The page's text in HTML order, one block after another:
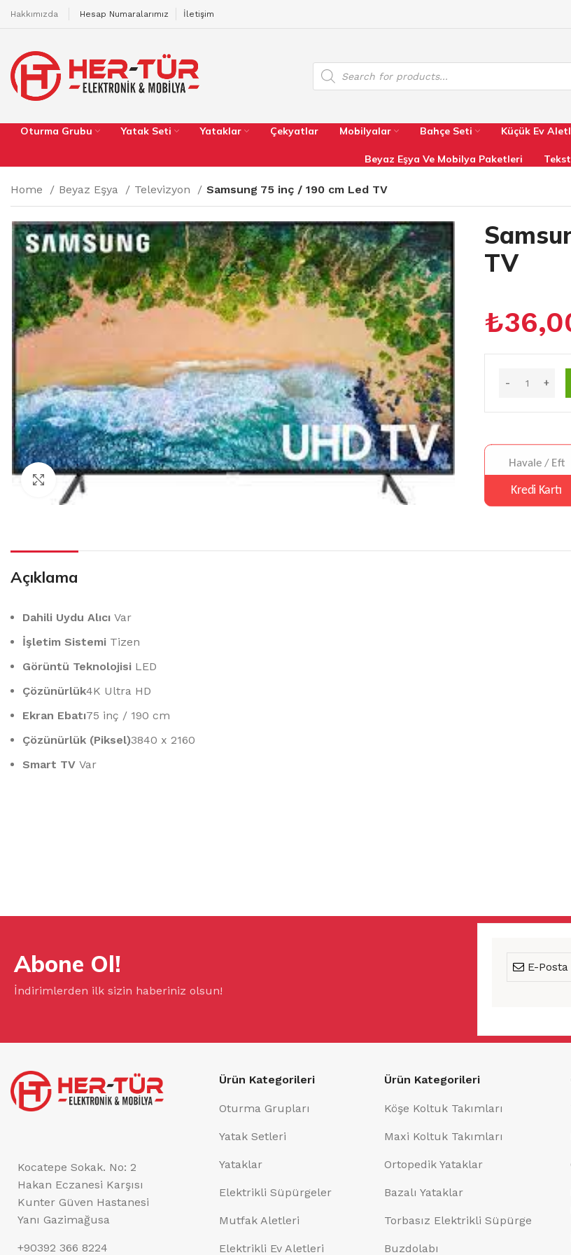
Hakkımızda Hesap Numaralarımız İletişim
Oturma Grubu Yatak Seti Yataklar Çekyatlar Mobilyalar Bahçe Seti Küçük Ev
Beyaz Eşya Ve Mobilya Paketleri
Home Beyaz Eşya Televizyon Samsung 75 inç / 190 cm Led TV
Click to enlarge
TV
₺
Açıklama
Dahili Uydu Alıcı Var
İşletim Sistemi Tizen
Görüntü Teknolojisi LED
Çözünürlük4K Ultra HD
Ekran Ebatı75 inç / 190 cm
Çözünürlük (Piksel)3840 x 2160
Smart TV Var
Abone Ol!
İndirimlerden ilk sizin haberiniz olsun!
E-Posta
field
Kocatepe Sokak. No: 2
Hakan Eczanesi Karşısı
Kunter Güven Hastanesi
Yanı Gazimağusa
+90392 366 8224
Ürün Kategorileri
Oturma Grupları
Yatak Setleri
Yataklar
Elektrikli Süpürgeler
Mutfak Aletleri
Elektrikli Ev Aletleri
Ürün Kategorileri
Köşe Koltuk Takımları
Maxi Koltuk Takımları
Ortopedik Yataklar
Bazalı Yataklar
Torbasız Elektrikli Süpürge
Buzdolabı